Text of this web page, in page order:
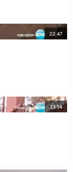
22:47
23:54